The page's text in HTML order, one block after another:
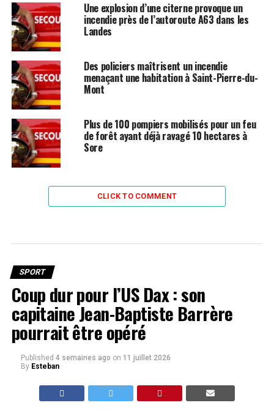
Une explosion d’une citerne provoque un
incendie près de l’autoroute A63 dans les
Landes
Des policiers maîtrisent un incendie
menaçant une habitation à Saint-Pierre-du-
Mont
Plus de 100 pompiers mobilisés pour un feu
de forêt ayant déjà ravagé 10 hectares à
Sore
CLICK TO COMMENT
SPORT
Coup dur pour l’US Dax : son
capitaine Jean-Baptiste Barrère
pourrait être opéré
Published 4 semaines ago on 11 juillet 2026
By Esteban